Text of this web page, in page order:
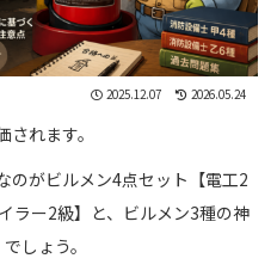
2025.12.07 2026.05.24
れます。
のがビルメン4点セット【電工2
ラー2級】と、ビルメン3種の神
しょう。